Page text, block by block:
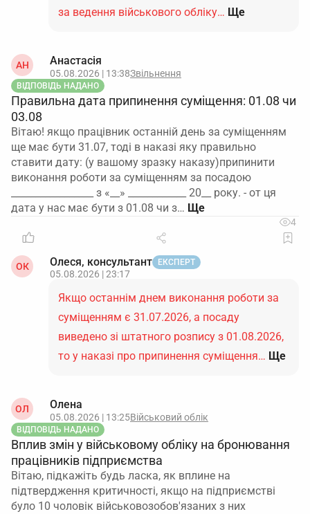
за ведення військового обліку… Ще
АН Анастасія
05.08.2026 | 13:38Звільнення
ВІДПОВІДЬ НАДАНО
Правильна дата припинення суміщення: 01.08 чи
03.08
Вітаю! якщо працівник останній день за суміщенням
ще має бути 31.07, тоді в наказі яку правильно
ставити дату: (у вашому зразку наказу)припинити
виконання роботи за суміщенням за посадою
_________________ з «__» ____________ 20__ року. - от ця
дата у нас має бути з 01.08 чи з…
4
ОК Олеся, консультант ЕКСПЕРТ
05.08.2026 | 23:17
Якщо останнім днем виконання роботи за
суміщенням є 31.07.2026, а посаду
виведено зі штатного розпису з 01.08.2026,
то у наказі про припинення суміщення… Ще
ОЛ Олена
05.08.2026 | 13:25Військовий облік
ВІДПОВІДЬ НАДАНО
Вплив змін у військовому обліку на бронювання
працівників підприємства
Вітаю, підкажіть будь ласка, як вплине на
підтвердження критичності, якщо на підприємстві
було 10 чоловік військовозобов'язаних з них